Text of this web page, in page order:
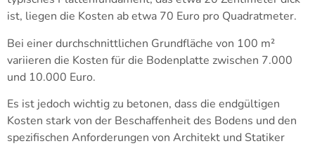
ist, liegen die Kosten ab etwa 70 Euro pro Quadratmeter.
Bei einer durchschnittlichen Grundfläche von 100 m²
variieren die Kosten für die Bodenplatte zwischen 7.000
und 10.000 Euro.
Es ist jedoch wichtig zu betonen, dass die endgültigen
Kosten stark von der Beschaffenheit des Bodens und den
spezifischen Anforderungen von Architekt und Statiker